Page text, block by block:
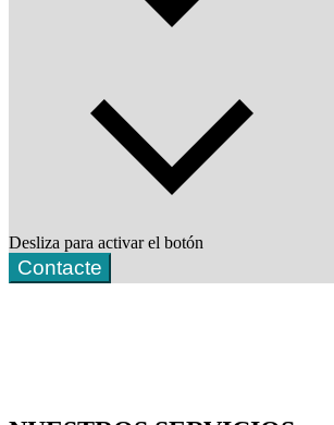
Desliza para activar el botón
Contacte